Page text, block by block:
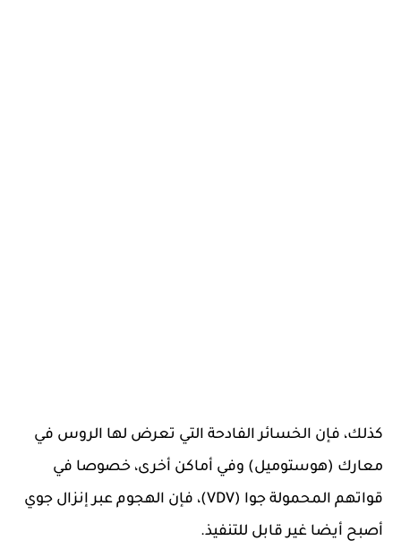
كذلك، فإن الخسائر الفادحة التي تعرض لها الروس في
معارك (هوستوميل) وفي أماكن أخرى، خصوصا في
قواتهم المحمولة جوا (VDV)، فإن الهجوم عبر إنزال جوي
أصبح أيضا غير قابل للتنفيذ.